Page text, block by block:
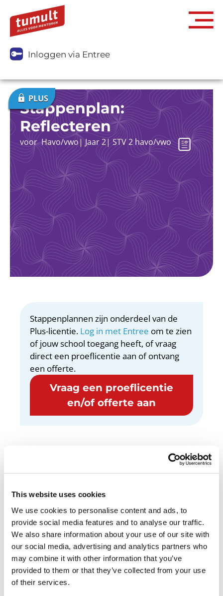
This website uses cookies
We use cookies to personalise content and ads, to
provide social media features and to analyse our traffic.
We also share information about your use of our site with
our social media, advertising and analytics partners who
may combine it with other information that you’ve
provided to them or that they’ve collected from your use
of their services.
Inloggen via Entree
Stappenplan:
Reflecteren
voorHavo/vwo|Jaar 2|STV 2 havo/vwo
Stappenplannen zijn onderdeel van de
Plus-licentie. Log in met Entree om te zien
of jouw school toegang heeft, of vraag
direct een proeflicentie aan of ontvang
een offerte.
Vraag een proeflicentie
en/of offerte aan
Inloggen
Inloggen zonder Entree